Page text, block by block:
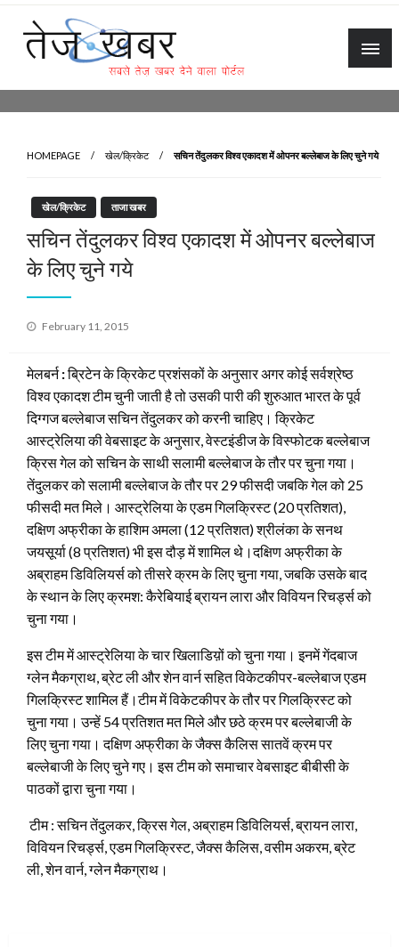
Skip
content
HOMEPAGE खेल/क्रिकेट सचिन तेंदुलकर विश्व एकादश में ओपनर बल्लेबाज के लिए चुने गये
खेल/क्रिकेट ताजा खबर
सचिन तेंदुलकर विश्व एकादश में ओपनर बल्लेबाज
के लिए चुने गये
Posted
February 11, 2015
मेलबर्न:ब्रिटेन के क्रिकेट प्रशंसकों के अनुसार अगर कोई सर्वश्रेष्ठ
विश्व एकादश टीम चुनी जाती है तो उसकी पारी की शुरुआत भारत के पूर्व
दिग्गज बल्लेबाज सचिन तेंदुलकर को करनी चाहिए। क्रिकेट
आस्ट्रेलिया की वेबसाइट के अनुसार, वेस्टइंडीज के विस्फोटक बल्लेबाज
क्रिस गेल को सचिन के साथी सलामी बल्लेबाज के तौर पर चुना गया।
तेंदुलकर को सलामी बल्लेबाज के तौर पर 29 फीसदी जबकि गेल को 25
फीसदी मत मिले। आस्ट्रेलिया के एडम गिलक्रिस्ट (20 प्रतिशत),
दक्षिण अफ्रीका के हाशिम अमला (12 प्रतिशत) श्रीलंका के सनथ
जयसूर्या (8 प्रतिशत) भी इस दौड़ में शामिल थे।दक्षिण अफ्रीका के
अब्राहम डिविलियर्स को तीसरे क्रम के लिए चुना गया, जबकि उसके बाद
के स्थान के लिए क्रमश: कैरेबियाई ब्रायन लारा और विवियन रिचर्ड्स को
चुना गया।
इस टीम में आस्ट्रेलिया के चार खिलाडिय़ों को चुना गया। इनमें गेंदबाज
ग्लेन मैकग्राथ, ब्रेट ली और शेन वार्न सहित विकेटकीपर-बल्लेबाज एडम
गिलक्रिस्ट शामिल हैं।टीम में विकेटकीपर के तौर पर गिलक्रिस्ट को
चुना गया। उन्हें 54 प्रतिशत मत मिले और छठे क्रम पर बल्लेबाजी के
लिए चुना गया। दक्षिण अफ्रीका के जैक्स कैलिस सातवें क्रम पर
बल्लेबाजी के लिए चुने गए। इस टीम को समाचार वेबसाइट बीबीसी के
पाठकों द्वारा चुना गया।
टीम : सचिन तेंदुलकर, क्रिस गेल, अब्राहम डिविलियर्स, ब्रायन लारा,
विवियन रिचर्ड्स, एडम गिलक्रिस्ट, जैक्स कैलिस, वसीम अकरम, ब्रेट
ली, शेन वार्न, ग्लेन मैकग्राथ।